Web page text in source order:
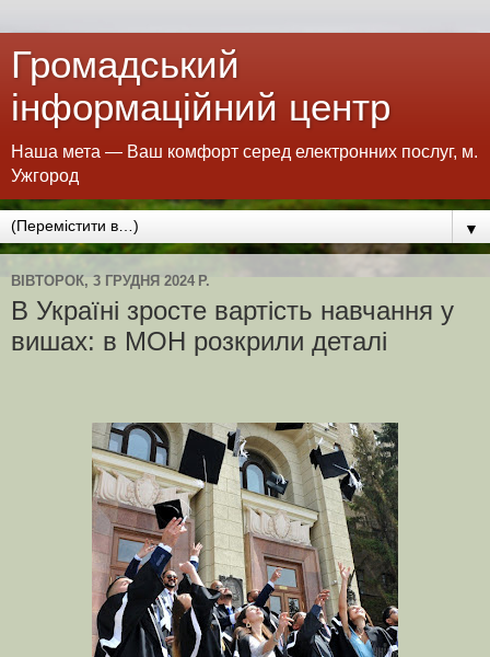
Громадський
інформаційний центр
Наша мета — Ваш комфорт серед електронних послуг, м.
Ужгород
▼
ВІВТОРОК, 3 ГРУДНЯ 2024 Р.
В Україні зросте вартість навчання у
вишах: в МОН розкрили деталі